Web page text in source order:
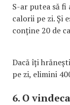
S-ar putea să
calorii pe zi. Și
conține 20 de
Dacă îți
pe zi, elimini
6. O